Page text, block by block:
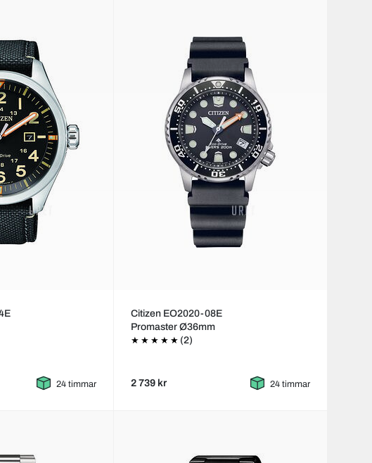
24 timmar
Citizen EO2020-08E
Promaster Ø36mm
(2)
2 739 kr 24 timmar